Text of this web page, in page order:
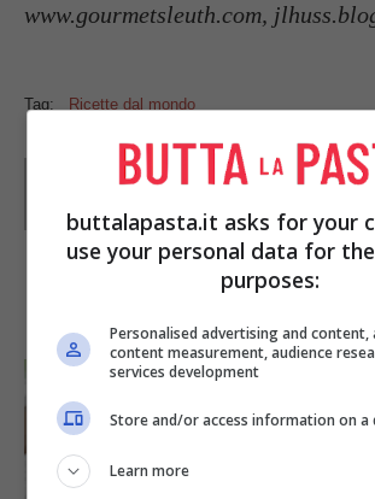
www.gourmetsleuth.com,
Tag: Ricette dal mondo
Parole di
GIeGI è stata collaboratrice di
2013, spaziando tra tutte le tipologie
occhio di riguardo a quelle della
buttalapasta.it asks for your
use your personal data for
purposes:
Personalised advertising and content,
content measurement, audience
services development
Store and/or access information on a
Learn more